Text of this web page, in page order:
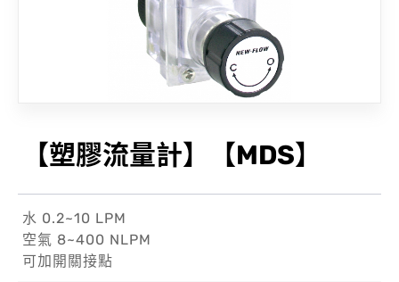
【塑膠流量計】【MDS】
水 0.2~10 LPM
空氣 8~400 NLPM
可加開關接點